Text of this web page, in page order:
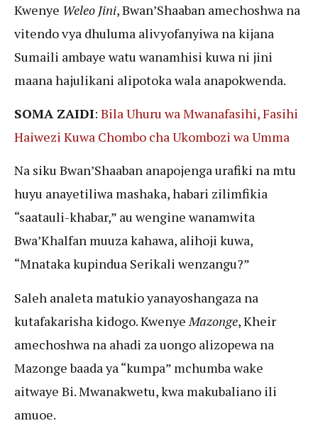
Kwenye Weleo Jini, Bwan’Shaaban amechoshwa na
vitendo vya dhuluma alivyofanyiwa na kijana
Sumaili ambaye watu wanamhisi kuwa ni jini
maana hajulikani alipotoka wala anapokwenda.
SOMA ZAIDI: Bila Uhuru wa Mwanafasihi, Fasihi
Haiwezi Kuwa Chombo cha Ukombozi wa Umma
Na siku Bwan’Shaaban anapojenga urafiki na mtu
huyu anayetiliwa mashaka, habari zilimfikia
“saatauli-khabar,” au wengine wanamwita
Bwa’Khalfan muuza kahawa, alihoji kuwa,
“Mnataka kupindua Serikali wenzangu?”
Saleh analeta matukio yanayoshangaza na
kutafakarisha kidogo. Kwenye Mazonge, Kheir
amechoshwa na ahadi za uongo alizopewa na
Mazonge baada ya “kumpa” mchumba wake
aitwaye Bi. Mwanakwetu, kwa makubaliano ili
amuoe.